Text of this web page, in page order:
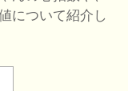
について紹介し